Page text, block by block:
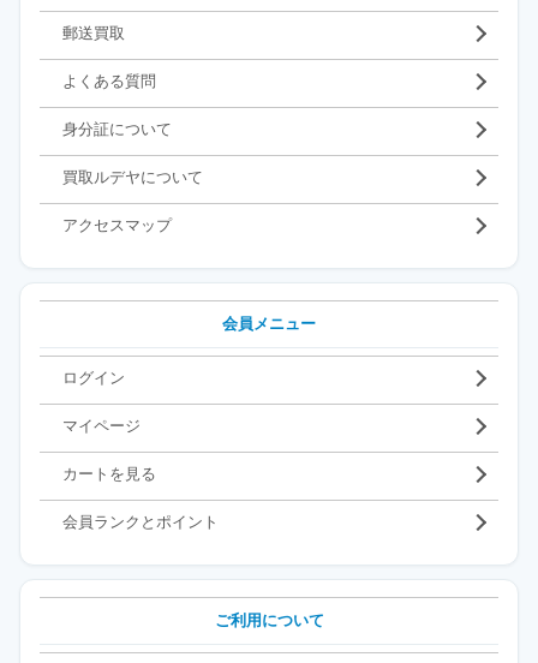
郵送買取
よくある質問
身分証について
買取ルデヤについて
アクセスマップ
会員メニュー
ログイン
マイページ
カートを見る
会員ランクとポイント
ご利用について